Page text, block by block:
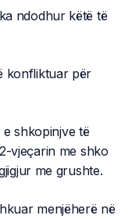
ndodhur këtë të
konfliktuar për
shkopinjve të
vjeçarin me shko
me grushte.
menjëherë në